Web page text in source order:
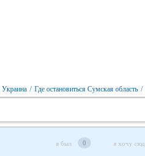
Украина / Где остановиться Сумская область /
я был 0 я хочу